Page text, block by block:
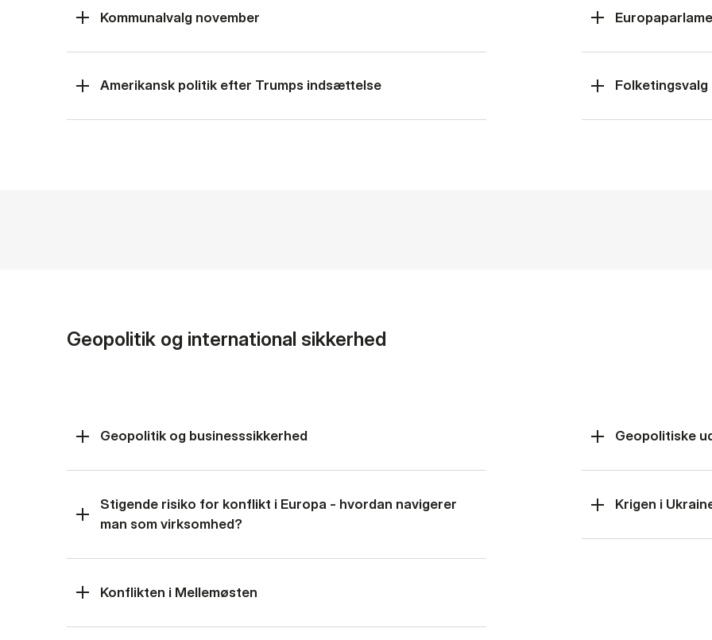
Kommunalvalg november
Amerikansk politik efter Trumps indsættelse Folketingsvalg
Geopolitik og international sikkerhed
Geopolitik og businesssikkerhed
Stigende risiko for konflikt i Europa - hvordan navigerer
man som virksomhed?
Konflikten i Mellemøsten
Geopolitiske
Krigen i